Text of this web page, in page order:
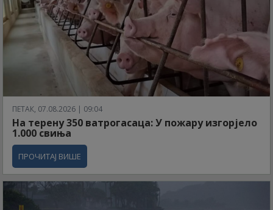
ПЕТАК, 07.08.2026 | 09:04
На терену 350 ватрогасаца: У пожару изгорјело
1.000 свиња
ПРОЧИТАЈ ВИШЕ